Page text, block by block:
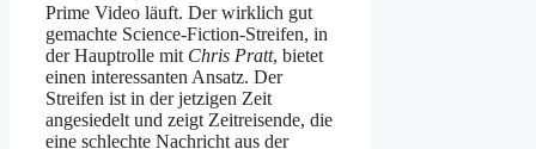
Prime Video läuft. Der wirklich gut
gemachte Science-Fiction-Streifen, in
der Hauptrolle mit Chris Pratt, bietet
einen interessanten Ansatz. Der
Streifen ist in der jetzigen Zeit
angesiedelt und zeigt Zeitreisende, die
eine schlechte Nachricht aus der